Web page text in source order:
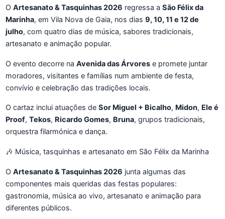
O Artesanato & Tasquinhas 2026 regressa a São Félix da
Marinha, em Vila Nova de Gaia, nos dias 9, 10, 11 e 12 de
julho, com quatro dias de música, sabores tradicionais,
artesanato e animação popular.
O evento decorre na Avenida das Árvores e promete juntar
moradores, visitantes e famílias num ambiente de festa,
convívio e celebração das tradições locais.
O cartaz inclui atuações de Sor Miguel + Bicalho, Midon, Ele é
Proof, Tekos, Ricardo Gomes, Bruna, grupos tradicionais,
orquestra filarmónica e dança.
🎶 Música, tasquinhas e artesanato em São Félix da Marinha
O Artesanato & Tasquinhas 2026 junta algumas das
componentes mais queridas das festas populares:
gastronomia, música ao vivo, artesanato e animação para
diferentes públicos.